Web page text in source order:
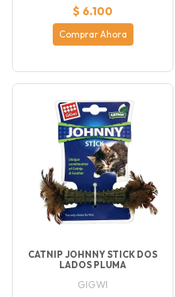
$ 6.100
Comprar Ahora
CATNIP JOHNNY STICK DOS
LADOS PLUMA
GIGWI